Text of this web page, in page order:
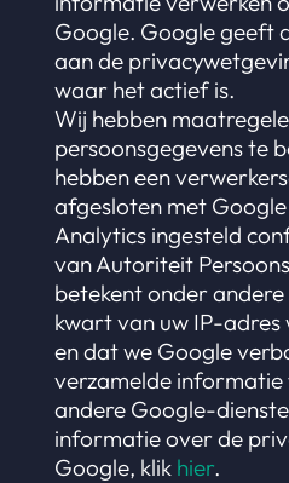
Google. Google geeft
aan de
waar het actief is.
Wij hebben
persoonsgegevens te
hebben een
afgesloten met
Analytics ingesteld
van Autoriteit
betekent onder
kwart van uw IP-
en dat we Google
verzamelde
andere Google-
informatie over de
Google, klik hier.